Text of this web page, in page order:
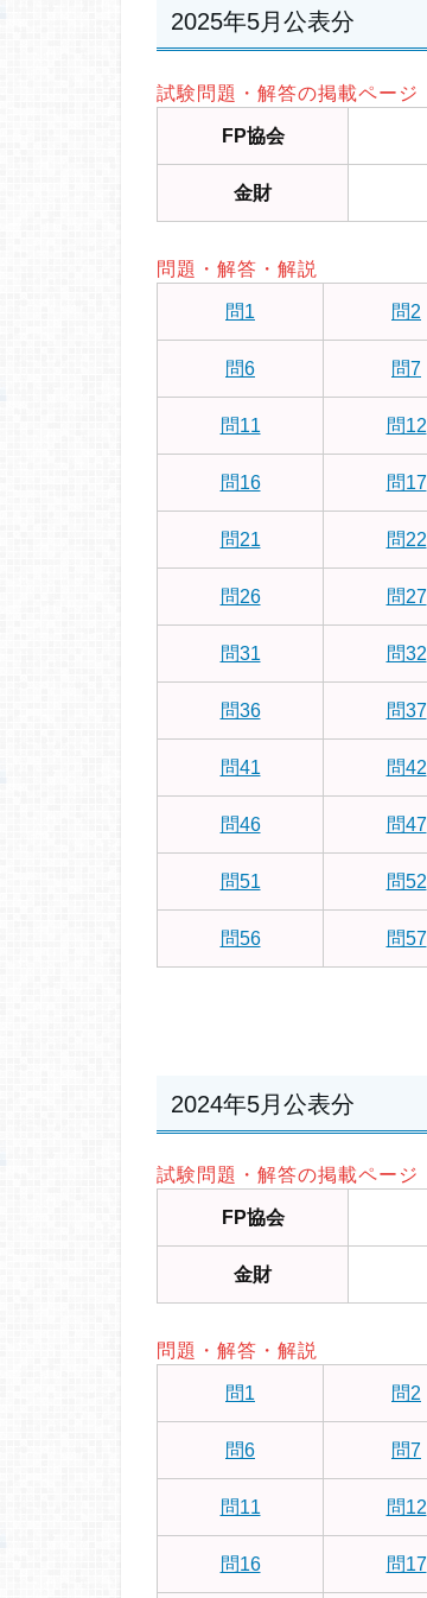
2025年5月公表分
試験問題・解答の掲載ページ
FP協会
金財
問題・解答・解説
問1 問2
問6 問7
問11 問12
問16 問17
問21 問22
問26 問27
問31 問32
問36 問37
問41 問42
問46 問47
問51 問52
問56 問57
2024年5月公表分
試験問題・解答の掲載ページ
FP協会
金財
問題・解答・解説
問1 問2
問6 問7
問11 問12
問16 問17